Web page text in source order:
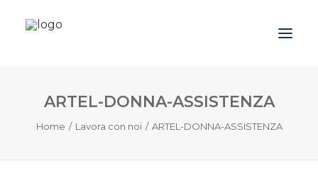
Azienda
Prodotti
ARTEL-DONNA-ASSISTENZA
Home Lavora con noi ARTEL-DONNA-ASSISTENZA